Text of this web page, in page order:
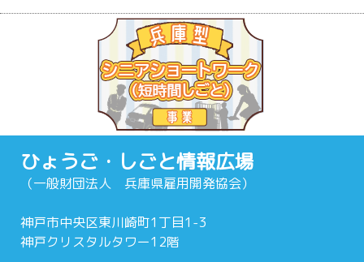
ひょうご・しごと情報広場
（一般財団法人 兵庫県雇用開発協会）
神戸市中央区東川崎町1丁目1-3
神戸クリスタルタワー12階